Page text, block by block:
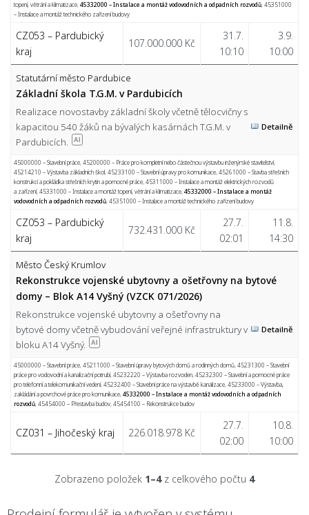
topení, větrání a klimatizace,45332000 – Instalace a montáž vodovodních a odpadních rozvodů,45351000
– Instalace a montáž technického zařízení budovy
CZ053 – Pardubický
kraj
107.000.000 Kč
31.7.
10:10
3.9.
10:00
Statutární město Pardubice
Základní škola T.G.M. v Pardubicích
Realizace novostavby základní školy včetně tělocvičny s
kapacitou 540 žáků na bývalých kasárnách T.G.M. v
Pardubicích.
AI
Detailně
45000000 – Stavební práce,45200000 – Práce pro kompletní nebo částečnou výstavbu inženýrské stavitelství,
45214210 – Výstavba základních škol,45233100 – Stavební úpravy pro komunikace,45261000 – Stavba střešních
konstrukcí a pokládka střešních krytin a pomocné práce,45311000 – Instalace a montáž elektrických rozvodů
a zařízení,45331000 – Instalace a montáž topení, větrání a klimatizace,45332000 – Instalace a montáž
vodovodních a odpadních rozvodů,45351000 – Instalace a montáž technického zařízení budovy
CZ053 – Pardubický
kraj
732.431.000 Kč
27.7.
02:01
11.8.
14:30
Město Český Krumlov
Rekonstrukce vojenské ubytovny a ošetřovny na bytové
domy – Blok A14 Vyšný (VZCK 071/2026)
Rekonstrukce vojenské ubytovny a ošetřovny na
bytové domy včetně vybudování veřejné infrastruktury v
bloku A14 Vyšný.
AI
Detailně
45000000 – Stavební práce,45211000 – Stavební úpravy bytových domů a rodinných domů,45231300 – Stavební
práce pro vodovodní a kanalizační potrubí,45232220 – Výstavba rozvoden,45232300 – Stavební a pomocné práce
pro telefonní a telekomunikační vedení,45232400 – Stavební práce na výstavbě kanalizace,45233000 – Výstavba,
zakládání a povrchové práce pro komunikace,45332000 – Instalace a montáž vodovodních a odpadních
rozvodů,45454000 – Přestavba budov,45454100 – Rekonstrukce budov
CZ031 – Jihočeský kraj 226.018.978 Kč
27.7.
02:00
10.8.
10:00
Zobrazeno položek 1–4z celkového počtu 4